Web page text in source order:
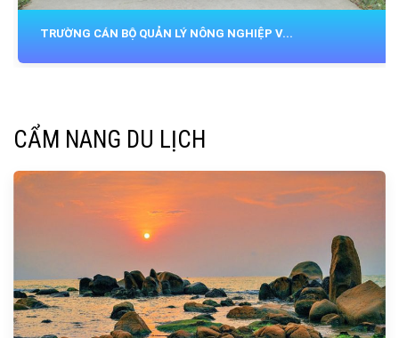
Tour Đà Lạt Prudential ✖️ Zoom Travel 0...
CẨM NANG DU LỊCH